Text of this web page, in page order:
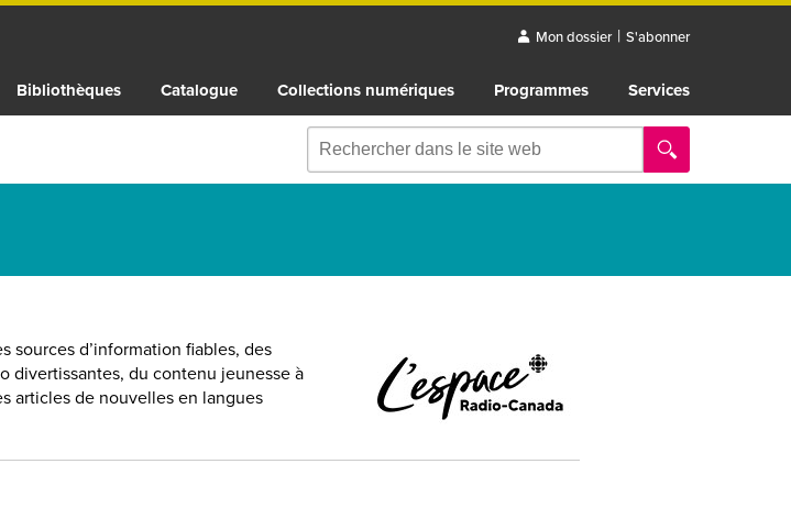
Mon dossier | S'abonner
Bibliothèques Catalogue Collections numériques Programmes Services
sources d’information fiables, des
divertissantes, du contenu jeunesse à
articles de nouvelles en langues